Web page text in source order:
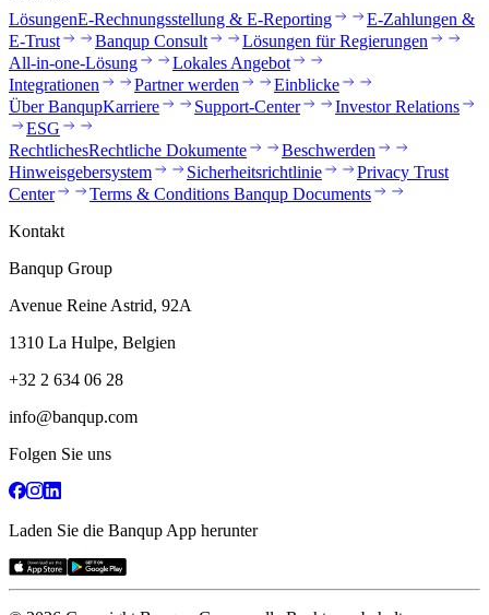
LösungenE-Rechnungsstellung & E-Reporting
E-Zahlungen &
E-Trust
Banqup Consult
Lösungen für Regierungen
All-in-one-Lösung
Lokales Angebot
Integrationen
Partner werden
Einblicke
Über BanqupKarriere Support-Center
Investor Relations
ESG
RechtlichesRechtliche Dokumente
Beschwerden
Hinweisgebersystem
Sicherheitsrichtlinie
Privacy Trust
Center
Terms & Conditions Banqup Documents
Kontakt
Banqup Group
Avenue Reine Astrid, 92A
1310 La Hulpe, Belgien
+32 2 634 06 28
info@banqup.com
Folgen Sie uns
Laden Sie die Banqup App herunter